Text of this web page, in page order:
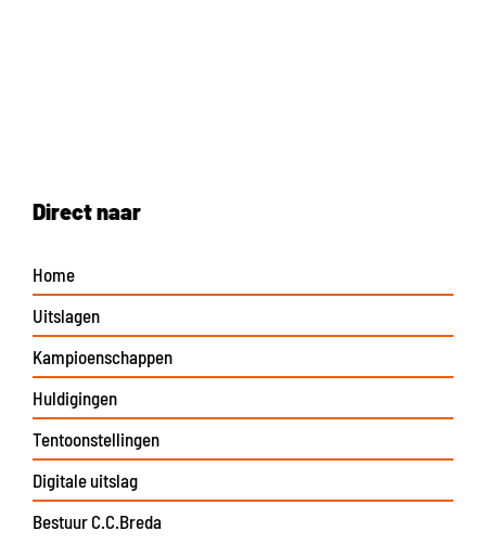
Direct naar
Home
Uitslagen
Kampioenschappen
Huldigingen
Tentoonstellingen
Digitale uitslag
Bestuur C.C.Breda